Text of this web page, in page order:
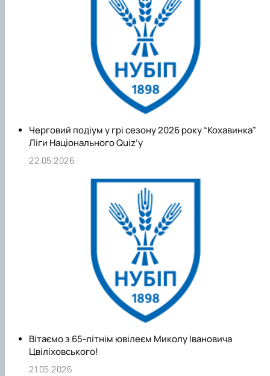
опубліковано близько 2300 праць, у т.ч. 85 підручників,
навчальних посібників та довідників, 75 статей в
енциклопедіях і словниках, близько 170 методичних
вказівок для навчального процесу, 32 монографії, 57
наукових та науково-виробничих рекомендацій, одержано
62 авторських свідоцтв і патентів, підготовлено і видано
галузевих стандартів освіти та типових навчальних
програм, більше 30 технічних умов і настанов на
ветеринарні препарати та інформаційних листів,
опубліковано більше 1600 наукових, навчально-
методичних, бібліографічних статей та тез доповідей
українською, російською, польською, англійською і
З 01.07.2024 кафедру терапії і клінічної діагностики
перейменовано у кафедру внутрішніх хвороб тварин
Черговий подіум у грі сезону 2026 року “Кохавинка”
Ліги Національного Quiz’у
22.05.2026
Вітаємо з 65-літнім ювілеєм Миколу Івановича
Цвіліховського!
21.05.2026